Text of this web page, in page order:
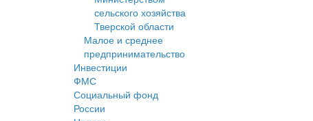
сельского хозяйства
Тверской области
Малое и среднее
предпринимательство
Инвестиции
ФМС
Социальный фонд
России